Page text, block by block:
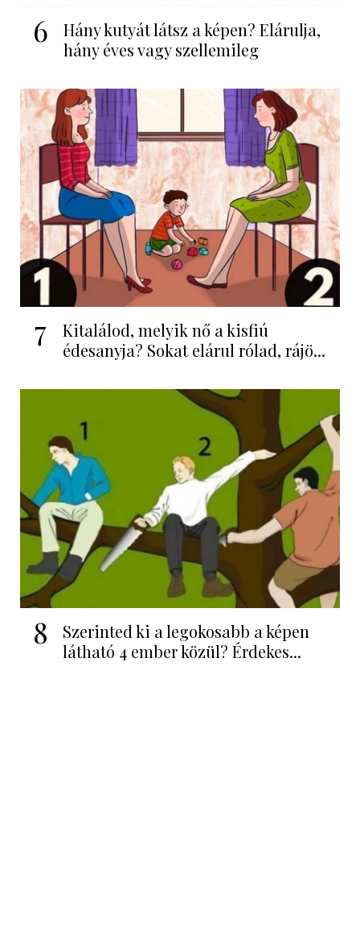
6
Hány kutyát látsz a képen? Elárulja,
hány éves vagy szellemileg
7
Kitalálod, melyik nő a kisfiú
édesanyja? Sokat elárul rólad, rájö...
8
Szerinted ki a legokosabb a képen
látható 4 ember közül? Érdekes...